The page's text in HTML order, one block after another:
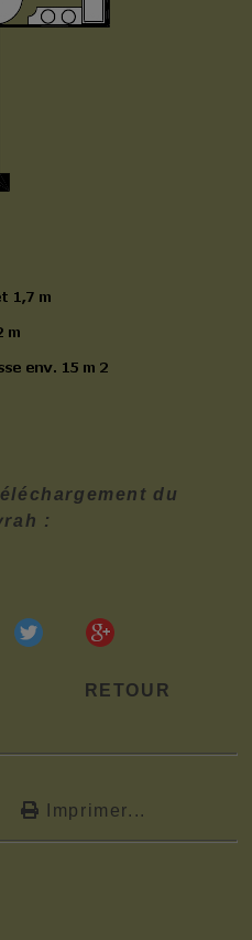
du
:
RETOUR
Imprimer...